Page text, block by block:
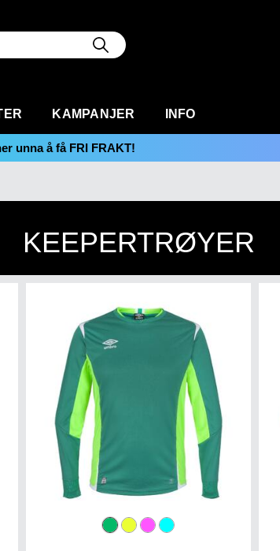
KAMPANJER INFO
unna å få FRI FRAKT!
KEEPERTRØYER